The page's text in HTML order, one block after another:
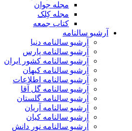
مجله جوان
مجله کِلک
کتاب جمعه
آرشیو سالنامه
آرشیو سالنامه دنیا
آرشیو سالنامه پارس
آرشیو سالنامه کشور ایران
آرشیو سالنامه کیهان
آرشیو سالنامه اطلاعات
آرشیو سالنامه گل آقا
آرشیو سالنامه گلستان
آرشیو سالنامه آریان
آرشیو سالنامه کیان
آرشیو سالنامه نور دانش